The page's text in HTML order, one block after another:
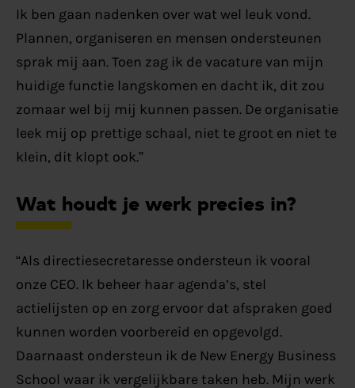
Ik ben gaan nadenken over wat wel leuk vond.
Plannen, organiseren en mensen ondersteunen
sprak mij aan. Toen zag ik de vacature van mijn
huidige functie langskomen en dacht ik, dit zou
zomaar wel bij mij kunnen passen.De organisatie
leek mij op prettige schaal, niet te groot en niet te
klein, dit klopt ook.”
Wat houdt je werk precies in?
“Als directiesecretaresse ondersteun ik vooral
onze CEO. Ik beheer haar agenda’s, stel
actielijsten op en zorg ervoor dat afspraken goed
kunnen worden voorbereid en opgevolgd.
Daarnaast ondersteun ik de New Energy Business
School waar ik vergelijkbare taken heb. Mijn werk